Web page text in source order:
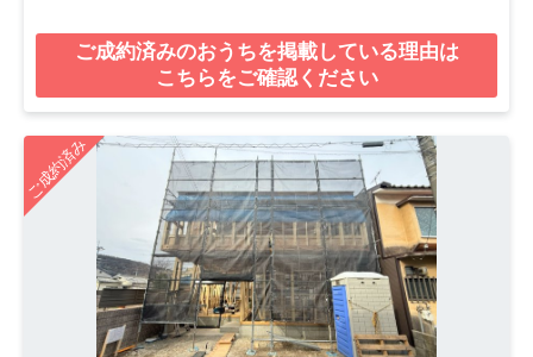
ご成約済みのおうちを掲載している理由は
こちらをご確認ください
ご成約済み